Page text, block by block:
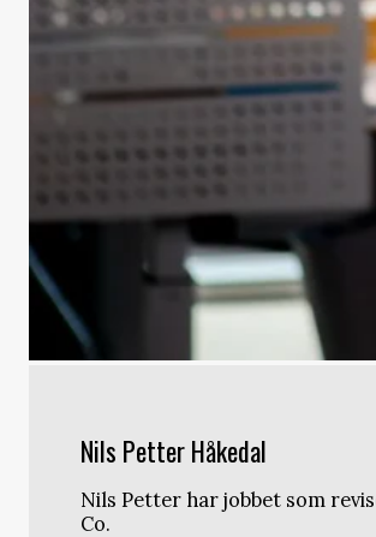
Nils Petter Håkedal
Nils Petter har jobbet som
Co.